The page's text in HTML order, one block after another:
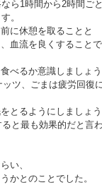
ら1時間から2時間ご
。
に休憩を取ることと
血流を良くすること
べるか意識しましょ
ツ、ごまは疲労回復
とるようにしましょ
と最も効果的だと言
い、
かとのことでした。